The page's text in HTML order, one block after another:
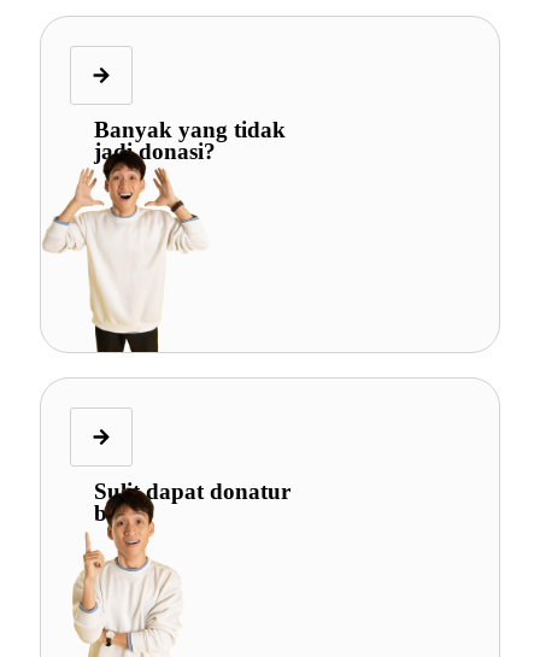
Banyak yang tidak
jadi donasi?
Sulit dapat donatur
baru?